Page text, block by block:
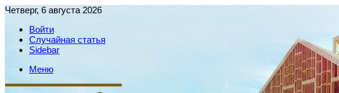
Четверг, 6 августа 2026
Войти
Случайная статья
Sidebar
Меню